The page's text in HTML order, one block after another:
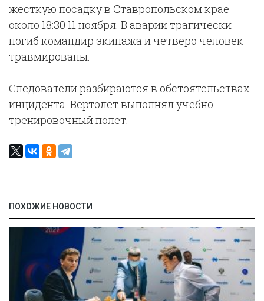
жесткую посадку в Ставропольском крае
около 18:30 11 ноября. В аварии трагически
погиб командир экипажа и четверо человек
травмированы.
Следователи разбираются в обстоятельствах
инцидента. Вертолет выполнял учебно-
тренировочный полет.
ПОХОЖИЕ НОВОСТИ